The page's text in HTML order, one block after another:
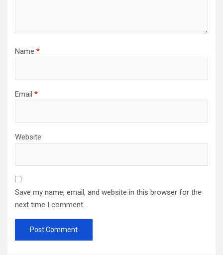
Name *
Email *
Website
Save my name, email, and website in this browser for the
next time I comment.